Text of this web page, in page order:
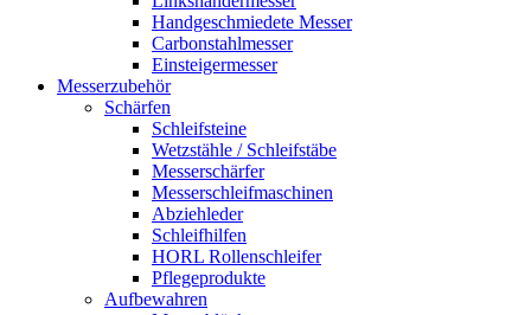
Handgeschmiedete Messer
Carbonstahlmesser
Einsteigermesser
Messerzubehör
Schärfen
Schleifsteine
Wetzstähle / Schleifstäbe
Messerschärfer
Messerschleifmaschinen
Abziehleder
Schleifhilfen
HORL Rollenschleifer
Pflegeprodukte
Aufbewahren